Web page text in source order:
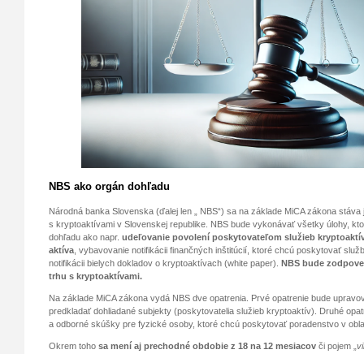
NBS ako orgán dohľadu
Národná banka Slovenska (ďalej len „ NBS“) sa na základe MiCA zákona
s kryptoaktívami v Slovenskej republike. NBS bude vykonávať všetky úlohy,
dohľadu ako napr. udeľovanie povolení poskytovateľom služieb
aktíva , vybavovanie notifikácii finančných inštitúcií, ktoré chcú poskytovať
notifikácii bielych dokladov o kryptoaktívach (white paper). NBS bude
trhu s kryptoaktívami.
Na základe MiCA zákona vydá NBS dve opatrenia. Prvé opatrenie bude
predkladať dohliadané subjekty (poskytovatelia služieb kryptoaktív). Druhé
a odborné skúšky pre fyzické osoby, ktoré chcú poskytovať poradenstvo v
Okrem toho sa mení aj prechodné obdobie z 18 na 12 mesiacov či pojem „